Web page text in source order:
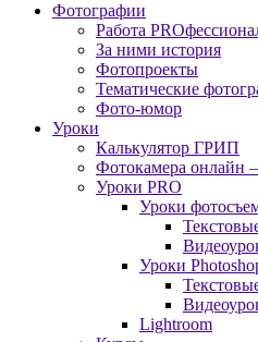
Фотографии
Работа
За ними история
Фотопроекты
Тематические
Фото-юмор
Уроки
Калькулятор ГРИП
Фотокамера онлайн
Уроки PRO
Уроки
Уроки
Lightroom